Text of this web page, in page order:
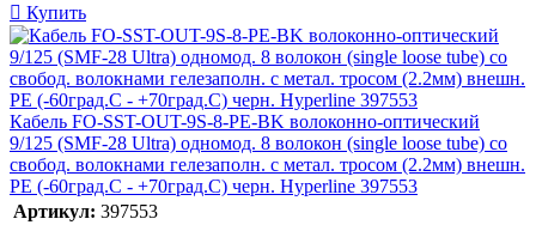
Купить
Кабель FO-SST-OUT-9S-8-PE-BK волоконно-оптический
9/125 (SMF-28 Ultra) одномод. 8 волокон (single loose tube) со
свобод. волокнами гелезаполн. с метал. тросом (2.2мм) внешн.
PE (-60град.C - +70град.C) черн. Hyperline 397553
Артикул: 397553